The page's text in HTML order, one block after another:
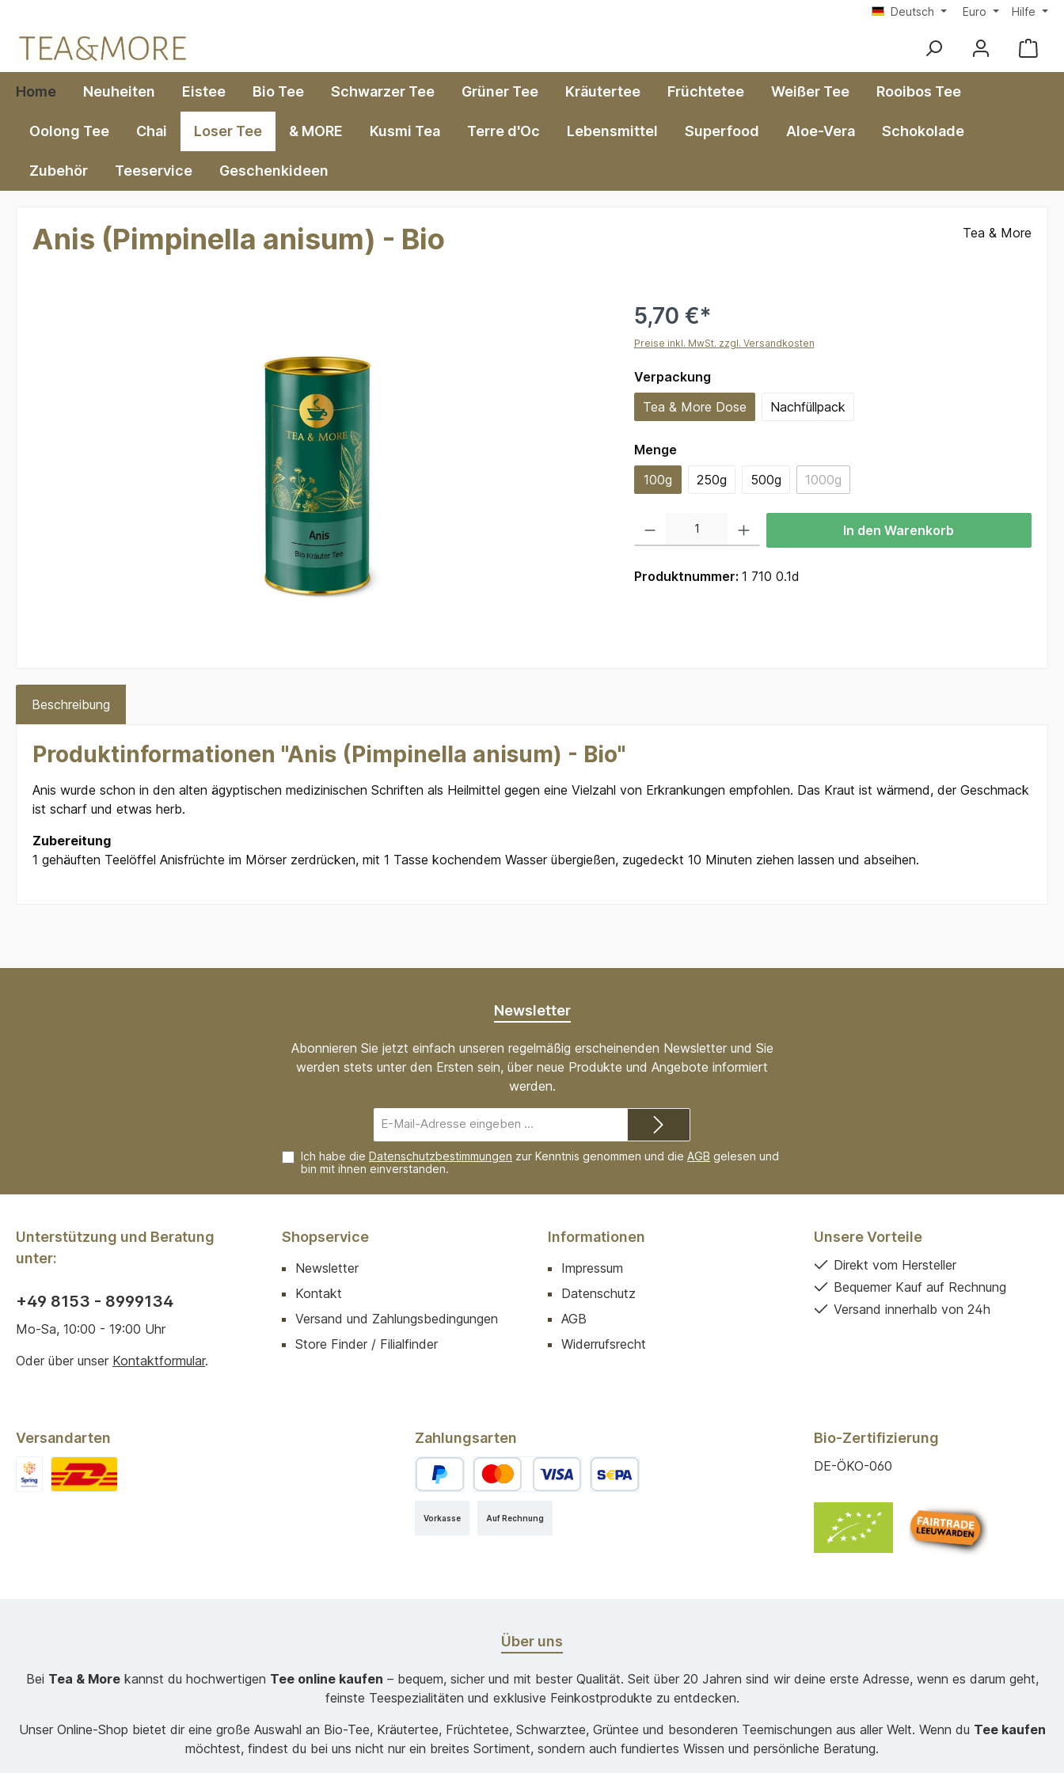
Deutsch Euro Hilfe
Home Neuheiten Eistee Bio Tee Schwarzer Tee Grüner Tee Kräutertee Früchtetee Weißer Tee Rooibos Tee
Oolong Tee Chai Loser Tee & MORE Kusmi Tea Terre d'Oc Lebensmittel Superfood Aloe-Vera Schokolade
Zubehör Teeservice Geschenkideen
Anis (Pimpinella anisum) - Bio Tea & More
5,70 €*
Preise inkl. MwSt. zzgl. Versandkosten
Verpackungauswählen
Tea & More Dose
Nachfüllpack
Mengeauswählen
100g
250g 500g 1000g(Diese Option ist zurzeit nicht verfügbar.)
In den Warenkorb
Produktnummer: 1 710 0.1d
Beschreibung
Produktinformationen "Anis (Pimpinella anisum) - Bio"
Anis wurde schon in den alten ägyptischen medizinischen Schriften als Heilmittel gegen eine Vielzahl von Erkrankungen empfohlen. Das Kraut ist wärmend, der Geschmack
ist scharf und etwas herb.
Zubereitung
1 gehäuften Teelöffel Anisfrüchte im Mörser zerdrücken, mit 1 Tasse kochendem Wasser übergießen, zugedeckt 10 Minuten ziehen lassen und abseihen.
Newsletter
Abonnieren Sie jetzt einfach unseren regelmäßig erscheinenden Newsletter und Sie
werden stets unter den Ersten sein, über neue Produkte und Angebote informiert
werden.
Mail-
Adresse*
Ich habe die Datenschutzbestimmungen zur Kenntnis genommen und die AGB gelesen und
bin mit ihnen einverstanden.
Unterstützung und Beratung
unter:
+49 8153 - 8999134
Mo-Sa, 10:00 - 19:00 Uhr
Oder über unser Kontaktformular.
Shopservice
Newsletter
Kontakt
Versand und Zahlungsbedingungen
Store Finder / Filialfinder
Informationen
Impressum
Datenschutz
AGB
Widerrufsrecht
Unsere Vorteile
Direkt vom Hersteller
Bequemer Kauf auf Rechnung
Versand innerhalb von 24h
Versandarten Zahlungsarten
Auf Rechnung
Vorkasse
Bio-Zertifizierung
DE-ÖKO-060
Über uns
Bei Tea & Morekannst du hochwertigen Tee online kaufen – bequem, sicher und mit bester Qualität. Seit über 20 Jahren sind wir deine erste Adresse, wenn es darum geht,
feinste Teespezialitäten und exklusive Feinkostprodukte zu entdecken.
Unser Online-Shop bietet dir eine große Auswahl an Bio-Tee, Kräutertee, Früchtetee, Schwarztee, Grüntee und besonderen Teemischungen aus aller Welt. Wenn du Tee kaufen
möchtest, findest du bei uns nicht nur ein breites Sortiment, sondern auch fundiertes Wissen und persönliche Beratung.